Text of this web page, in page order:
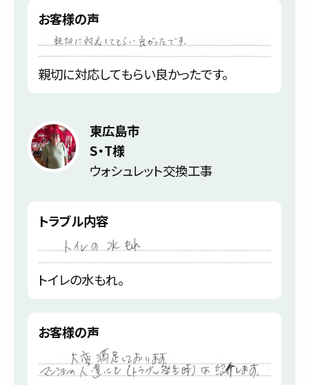
お客様の声
親切に対応してもらい良かったです。
東広島市
S・T様
ウォシュレット交換工事
トラブル内容
トイレの水もれ。
お客様の声